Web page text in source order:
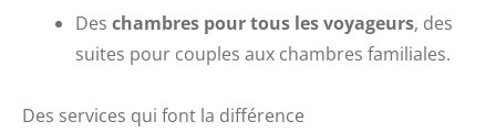
Des chambres pour tous les voyageurs, des
suites pour couples aux chambres familiales.
Des services qui font la différence